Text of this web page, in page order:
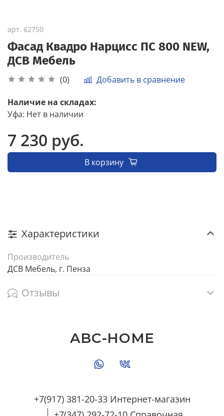
арт. 62750
Фасад Квадро Нарцисс ПС 800 NEW,
ДСВ Мебель
(0) Добавить в сравнение
Наличие на складах:
Уфа: Нет в наличии
7 230 руб.
В корзину
Характеристики
Производитель
ДСВ Мебель, г. Пенза
Отзывы
+7(917) 381-20-33 Интернет-магазин
ABC-HOME